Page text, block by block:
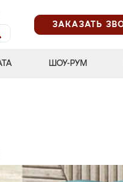
ЗАКАЗАТЬ
ШОУ-РУМ